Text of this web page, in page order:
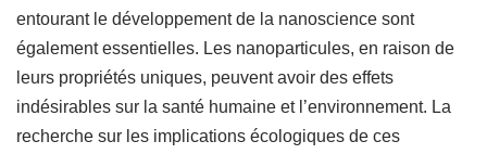
entourant le développement de la nanoscience sont
également essentielles. Les nanoparticules, en raison de
leurs propriétés uniques, peuvent avoir des effets
indésirables sur la santé humaine et l’environnement. La
recherche sur les implications écologiques de ces